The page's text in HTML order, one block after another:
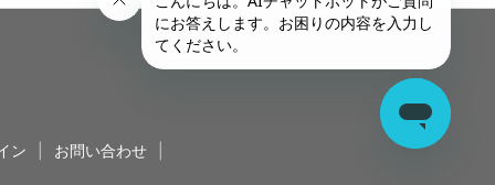
ン お問い合わせ